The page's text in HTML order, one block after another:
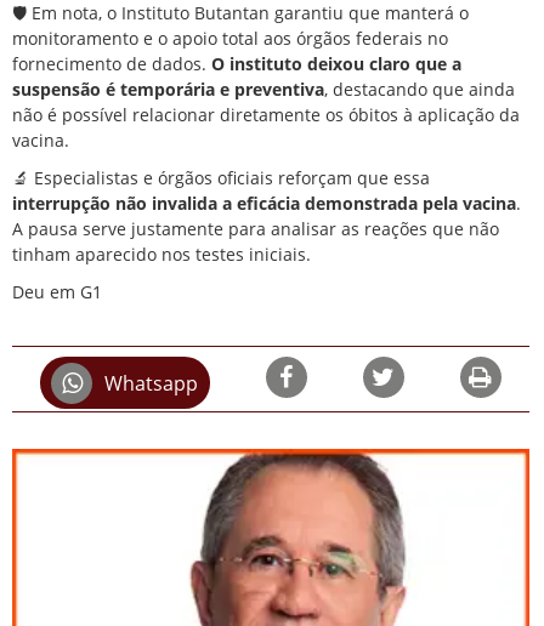
🛡️ Em nota, o Instituto Butantan garantiu que manterá o
monitoramento e o apoio total aos órgãos federais no
fornecimento de dados. O instituto deixou claro que a
suspensão é temporária e preventiva, destacando que ainda
não é possível relacionar diretamente os óbitos à aplicação da
vacina.
🔬 Especialistas e órgãos oficiais reforçam que essa
interrupção não invalida a eficácia demonstrada pela vacina.
A pausa serve justamente para analisar as reações que não
tinham aparecido nos testes iniciais.
Deu em G1
Whatsapp